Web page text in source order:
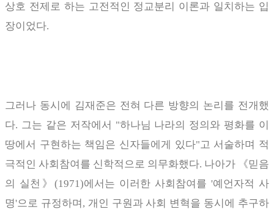
상호 전제로 하는 고전적인 정교분리 이론과 일치하는 입
장이었다.
그러나 동시에 김재준은 전혀 다른 방향의 논리를 전개했
다. 그는 같은 저작에서 "하나님 나라의 정의와 평화를 이
땅에서 구현하는 책임은 신자들에게 있다"고 서술하며 적
극적인 사회참여를 신학적으로 의무화했다. 나아가 《 믿음
의 실천 》 (1971)에서는 이러한 사회참여를 '예언자적 사
명'으로 규정하며 , 개인 구원과 사회 변혁을 동시에 추구하